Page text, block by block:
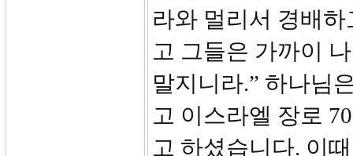
라와 멀리서 경배
고 그들은 가까이
말지니라.” 하나님
고 이스라엘 장로
고 하셨습니다. 이